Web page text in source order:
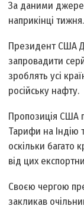
За даними
наприкінці тижня.
Президент США
запровадити
зроблять усі
російську нафту.
Пропозиція США
Тарифи на Індію
оскільки багато
від цих
Своєю чергою
закликав